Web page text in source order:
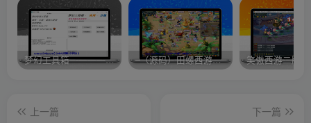
梦幻工具箱————-免费 –（源码）田螺西游9.0 假人摆摊18门派飞升渡劫化圣助战最新BB谛听…. 笑傲西游二版-
上一篇
下一篇